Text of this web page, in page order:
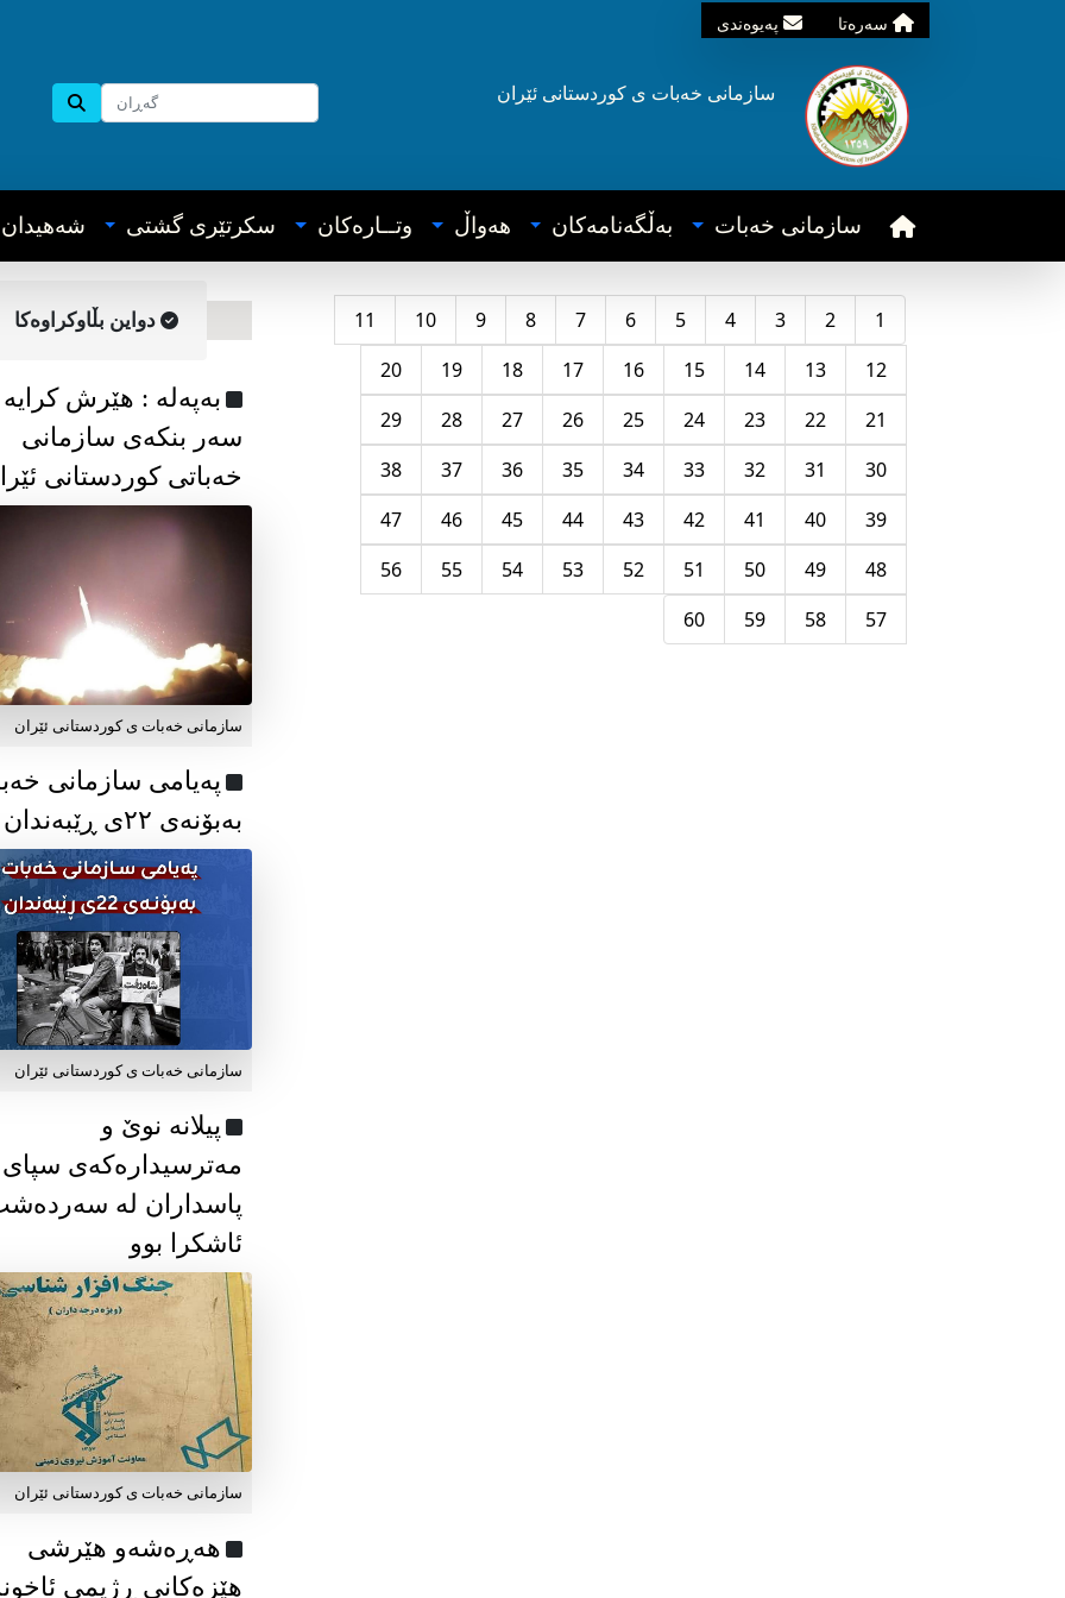
سه‌ره‌تا په‌یوه‌ندی
سازمانی خه‌بات ی کوردستانی ئێران
سازمانی خه‌بات به‌ڵگه‌نامه‌کان هه‌واڵ وتــاره‌کان سکرتێری گشتی شه‌هیدان
1
2
3
4
5
6
7
8
9
10
11
12
13
14
15
16
17
18
19
20
21
22
23
24
25
26
27
28
29
30
31
32
33
34
35
36
37
38
39
40
41
42
43
44
45
46
47
48
49
50
51
52
53
54
55
56
57
58
59
60
دواین بڵاوکراوه‌کا
به‌په‌له‌ : هێرش کرایە
سەر بنکەی سازمانی
خەباتی کوردستانی
سازمانی خەبات ی کوردستانی ئێران
پەیامی سازمانی
بەبۆنەی ۲۲ی ڕێبەندان
سازمانی خەبات ی كوردستانی ئێران
پیلانە نوێ و
مەترسیدارەکەی سپای
پاسداران لە
ئاشکرا بوو
سازمانی خەبات ی كوردستانی ئێران
هەڕەشەو هێرشی
هێزەکانی ڕژیمی